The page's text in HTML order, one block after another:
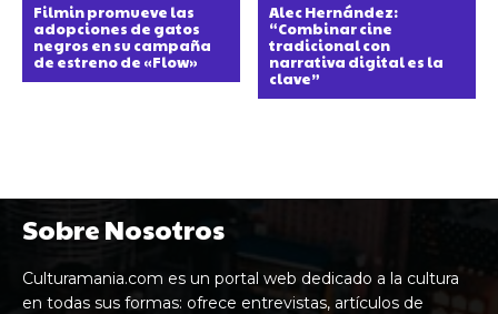
Filmin promueve las
adopciones de gatos
negros en su campaña
de estreno de «Flow»
Alec Hernández:
“Combinar cine
tradicional con
narrativa digital es la
clave”
Sobre Nosotros
Culturamania.com es un portal web dedicado a la cultura
en todas sus formas: ofrece entrevistas, artículos de